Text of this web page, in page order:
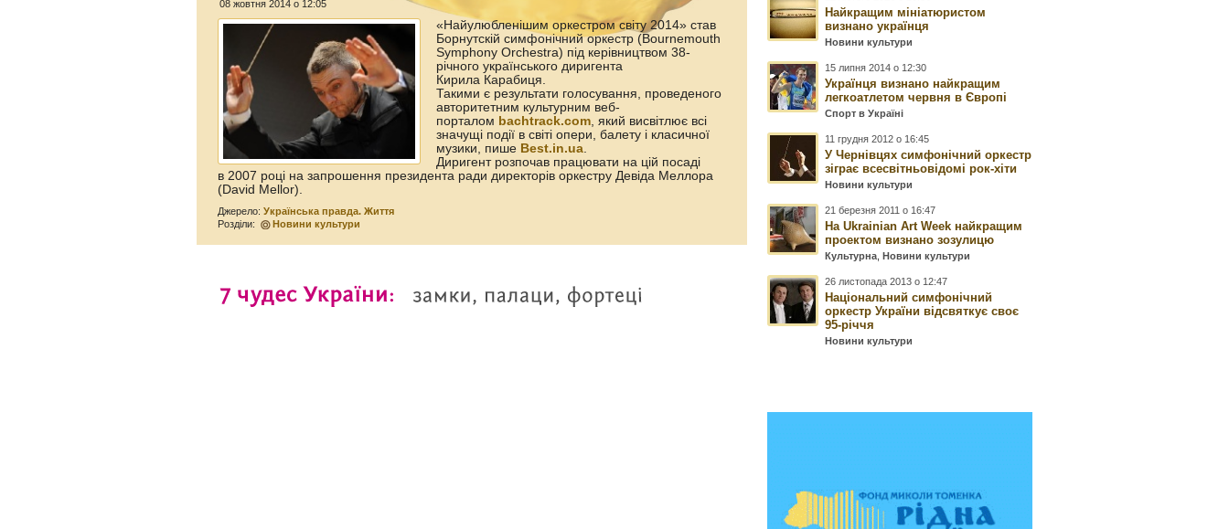
08 жовтня 2014 о 12:05
«Найулюбленішим оркестром світу 2014» став
Борнутскій симфонічний оркестр (Bournemouth
Symphony Orchestra) під керівництвом 38-
річного українського диригента
Кирила Карабиця.
Такими є результати голосування, проведеного
авторитетним культурним веб-
порталом bachtrack.com, який висвітлює всі
значущі події в світі опери, балету і класичної
музики, пише Best.in.ua.
Диригент розпочав працювати на цій посаді
в 2007 році на запрошення президента ради директорів оркестру Девіда Меллора
(David Mellor).
Джерело:Українська правда. Життя
Розділи:
Новини культури
Найкращим мініатюристом
визнано українця
Новини культури
15 липня 2014 о 12:30
Українця визнано найкращим
легкоатлетом червня в Європі
Спорт в Україні
11 грудня 2012 о 16:45
У Чернівцях симфонічний оркестр
зіграє всесвітньовідомі рок-хіти
Новини культури
21 березня 2011 о 16:47
На Ukrainian Art Week найкращим
проектом визнано зозулицю
Культурна ,Новини культури
26 листопада 2013 о 12:47
Національний симфонічний
оркестр України відсвяткує своє
95-річчя
Новини культури